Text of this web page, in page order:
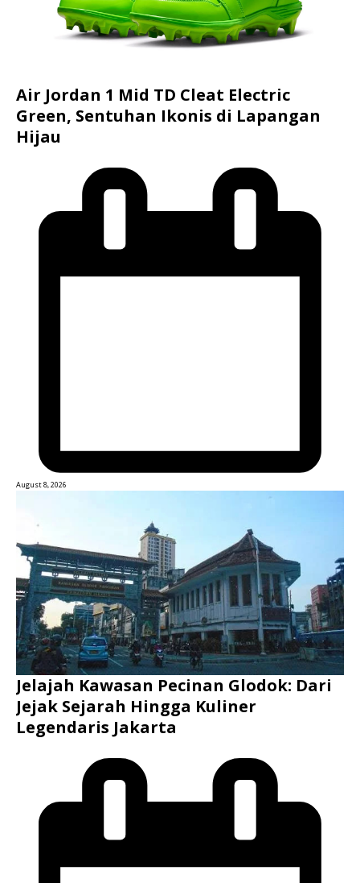
Air Jordan 1 Mid TD Cleat Electric
Green, Sentuhan Ikonis di Lapangan
Hijau
August 8, 2026
Jelajah Kawasan Pecinan Glodok: Dari
Jejak Sejarah Hingga Kuliner
Legendaris Jakarta